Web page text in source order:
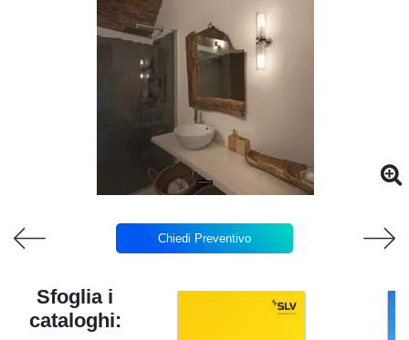
Chiedi Preventivo
Sfoglia i
cataloghi: